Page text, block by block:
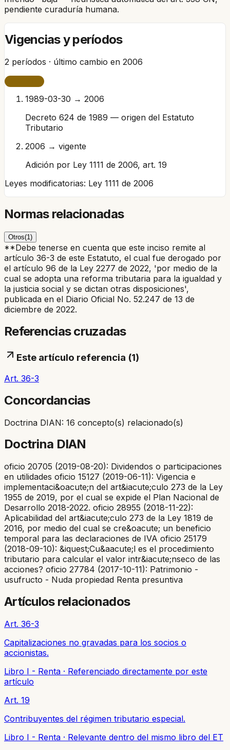
pendiente curaduría humana.
Vigencias y períodos
2 períodos · último cambio en 2006
1989-03-30 → 2006
Decreto 624 de 1989 — origen del Estatuto
Tributario
2006 → vigente
Adición por Ley 1111 de 2006, art. 19
Leyes modificatorias: Ley 1111 de 2006
Normas relacionadas
Otros(1)
**Debe tenerse en cuenta que este inciso remite al
artículo 36-3 de este Estatuto, el cual fue derogado por
el artículo 96 de la Ley 2277 de 2022, 'por medio de la
cual se adopta una reforma tributaria para la igualdad y
la justicia social y se dictan otras disposiciones',
publicada en el Diario Oficial No. 52.247 de 13 de
diciembre de 2022.
Referencias cruzadas
Este artículo referencia (1)
Art. 36-3
Concordancias
Doctrina DIAN: 16 concepto(s) relacionado(s)
Doctrina DIAN
oficio 20705 (2019-08-20): Dividendos o participaciones
en utilidades oficio 15127 (2019-06-11): Vigencia e
implementaci&oacute;n del art&iacute;culo 273 de la Ley
1955 de 2019, por el cual se expide el Plan Nacional de
Desarrollo 2018-2022. oficio 28955 (2018-11-22):
Aplicabilidad del art&iacute;culo 273 de la Ley 1819 de
2016, por medio del cual se cre&oacute; un beneficio
temporal para las declaraciones de IVA oficio 25179
(2018-09-10): &iquest;Cu&aacute;l es el procedimiento
tributario para calcular el valor intr&iacute;nseco de las
acciones? oficio 27784 (2017-10-11): Patrimonio -
usufructo - Nuda propiedad Renta presuntiva
Artículos relacionados
Art. 36-3
Capitalizaciones no gravadas para los socios o
accionistas.
Libro I - Renta · Referenciado directamente por este
artículo
Art. 19
Contribuyentes del régimen tributario especial.
Libro I - Renta · Relevante dentro del mismo libro del ET